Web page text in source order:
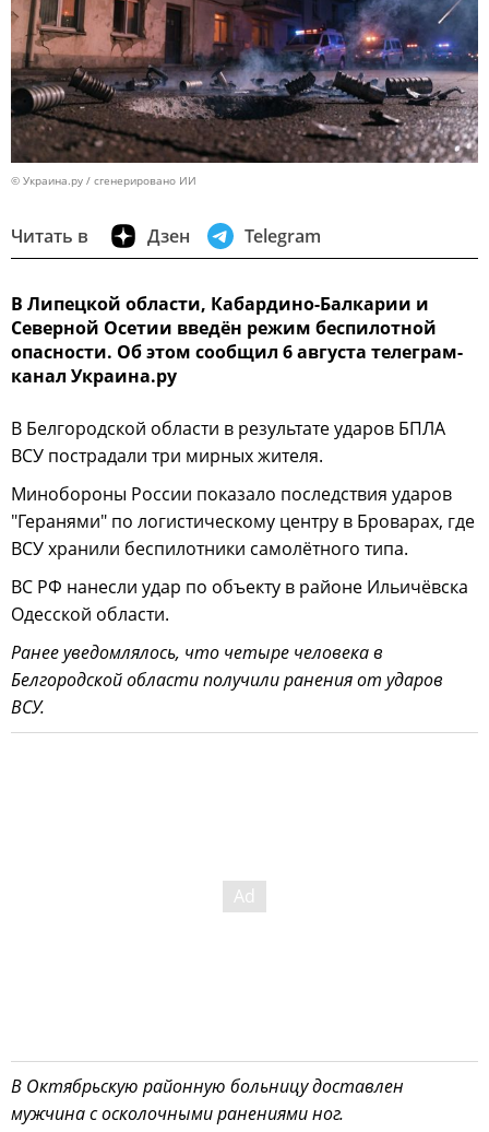
© Украина.ру / сгенерировано ИИ
Читать в Дзен Telegram
В Липецкой области, Кабардино-Балкарии и
Северной Осетии введён режим беспилотной
опасности. Об этом сообщил 6 августа телеграм-
канал Украина.ру
В Белгородской области в результате ударов БПЛА
ВСУ пострадали три мирных жителя.
Минобороны России показало последствия ударов
"Геранями" по логистическому центру в Броварах, где
ВСУ хранили беспилотники самолётного типа.
ВС РФ нанесли удар по объекту в районе Ильичёвска
Одесской области.
Ранее уведомлялось, что четыре человека в
Белгородской области получили ранения от ударов
ВСУ.
В Октябрьскую районную больницу доставлен
мужчина с осколочными ранениями ног.